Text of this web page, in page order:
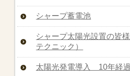
シャープ蓄電池
シャープ太陽光設置の皆
テクニック）
太陽光発電導入 10年経